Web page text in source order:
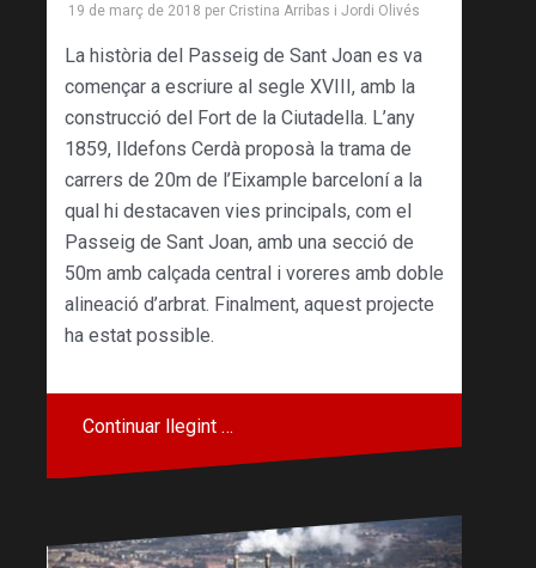
19 de març de 2018 per Cristina Arribas i Jordi Olivés
La història del Passeig de Sant Joan es va
començar a escriure al segle XVIII, amb la
construcció del Fort de la Ciutadella. L’any
1859, Ildefons Cerdà proposà la trama de
carrers de 20m de l’Eixample barceloní a la
qual hi destacaven vies principals, com el
Passeig de Sant Joan, amb una secció de
50m amb calçada central i voreres amb doble
alineació d’arbrat. Finalment, aquest projecte
ha estat possible.
Continuar llegint …